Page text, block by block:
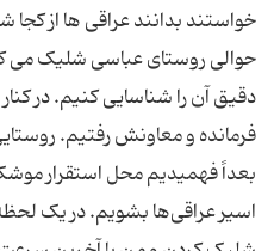
‏خواستند بدانند عراقى‏ ها از
حوالى روستاى عباسى شلیک مى
فرمانده و معاونش رفتیم.
بعداً فهمیدیم محل استقرار
اسیر عراقی‌‏ها بشویم. در یک